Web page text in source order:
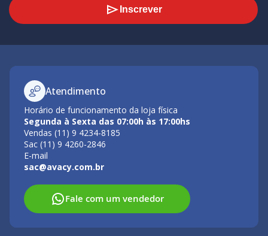
Inscrever
Atendimento
Horário de funcionamento da loja física
Segunda à Sexta das 07:00h às 17:00hs
Vendas (11) 9 4234-8185
Sac (11) 9 4260-2846
E-mail
sac@avacy.com.br
Fale com um vendedor